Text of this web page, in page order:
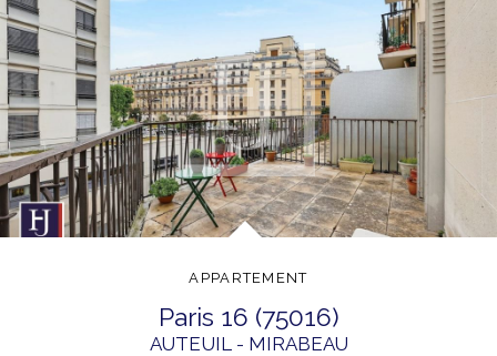
APPARTEMENT
paris 16 (75016)
AUTEUIL - MIRABEAU